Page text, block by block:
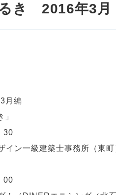
き 2016年3月
月編
30
ン一級建築士事務所（東町
00